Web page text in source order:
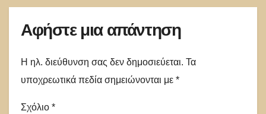
Αφήστε μια απάντηση
Η ηλ. διεύθυνση σας δεν δημοσιεύεται. Τα
υποχρεωτικά πεδία σημειώνονται με *
Σχόλιο *